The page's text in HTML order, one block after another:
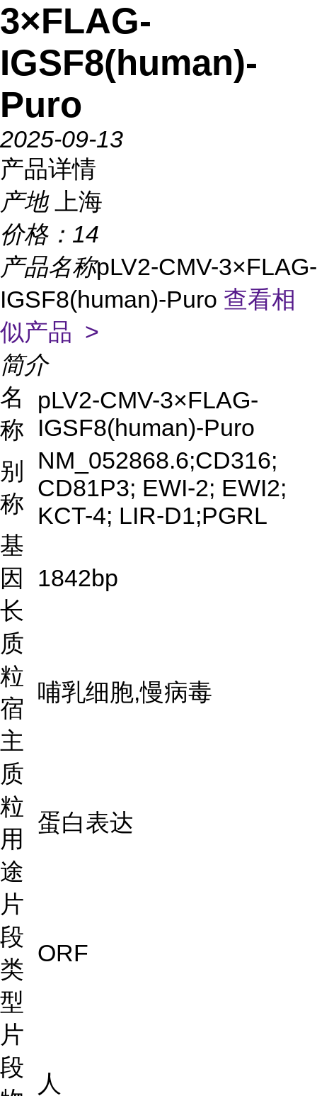
3×FLAG-
IGSF8(human)-
Puro
2025-09-13
产品详情
产地
上海
价格： 14
产品名称pLV2-CMV-3×FLAG-
IGSF8(human)-Puro 查看相
似产品 >
简介
名
称
pLV2-CMV-3×FLAG-
IGSF8(human)-Puro
别
称
NM_052868.6;CD316;
CD81P3; EWI-2; EWI2;
KCT-4; LIR-D1;PGRL
基
因
长
1842bp
质
粒
宿
主
哺乳细胞,慢病毒
质
粒
用
途
蛋白表达
片
段
类
型
ORF
片
段
人